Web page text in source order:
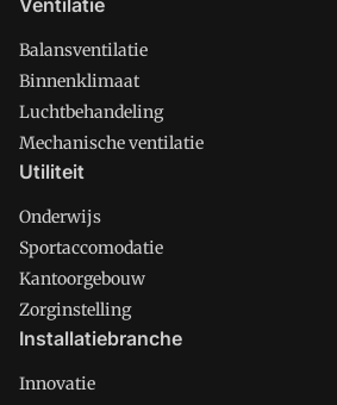
Ventilatie
Balansventilatie
Binnenklimaat
Luchtbehandeling
Mechanische ventilatie
Utiliteit
Onderwijs
Sportaccomodatie
Kantoorgebouw
Zorginstelling
Installatiebranche
Innovatie